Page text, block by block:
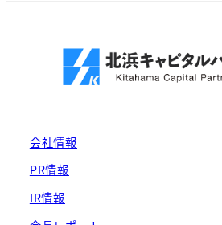
会社情報
PR情報
IR情報